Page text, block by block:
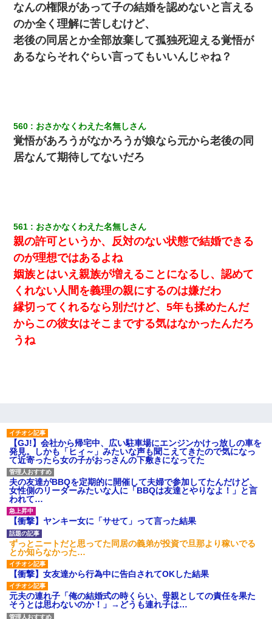
なんの権限があって子の結婚を認めないと言える
のか全く理解に苦しむけど、
老後の同居とか全部放棄して孤独死迎える覚悟が
あるならそれぐらい言ってもいいんじゃね？
560 おさかなくわえた名無しさん
覚悟があろうがなかろうが娘なら元から老後の同
居なんて期待してないだろ
561 おさかなくわえた名無しさん
親の許可というか、反対のない状態で結婚できる
のが理想ではあるよね
姻族とはいえ親族が増えることになるし、認めて
くれない人間を義理の親にするのは嫌だわ
縁切ってくれるなら別だけど、5年も揉めたんだ
からこの彼女はそこまでする気はなかったんだろ
うね
【GJ!】会社から帰宅中、広い駐車場にエンジンかけっ放しの車を
発見。しかも「ヒィ～」みたいな声も聞こえてきたので気になっ
て近寄ったら女の子がおっさんの下敷きになってた
夫の友達がBBQを定期的に開催して夫婦で参加してたんだけど、
女性側のリーダーみたいな人に「BBQは友達とやりなよ！」と言
われて…
【衝撃】ヤンキー女に「サせて」って言った結果
ずっとニートだと思ってた同居の義弟が投資で旦那より稼いでる
とか知らなかった…
【衝撃】女友達から行為中に告白されてOKした結果
元夫の連れ子「俺の結婚式の時くらい、母親としての責任を果た
そうとは思わないのか！」→どうも連れ子は…